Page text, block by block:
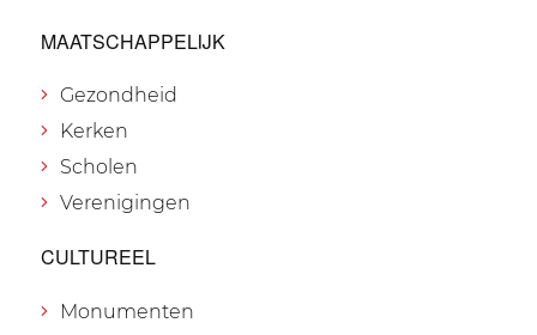
MAATSCHAPPELIJK
Gezondheid
Kerken
Scholen
Verenigingen
CULTUREEL
Monumenten